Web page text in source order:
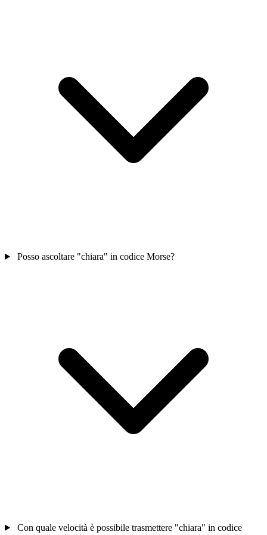
Posso ascoltare "chiara" in codice Morse?
Con quale velocità è possibile trasmettere "chiara" in codice